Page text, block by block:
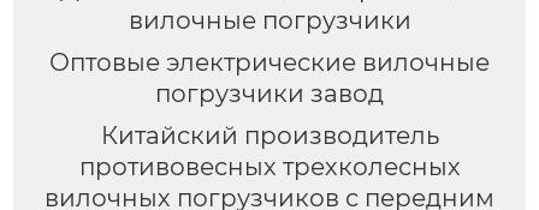
вилочные погрузчики
Оптовые электрические вилочные
погрузчики завод
Китайский производитель
противовесных трехколесных
вилочных погрузчиков с передним